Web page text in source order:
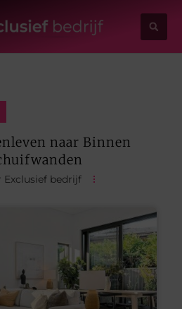
naar Binnen
Exclusief bedrijf